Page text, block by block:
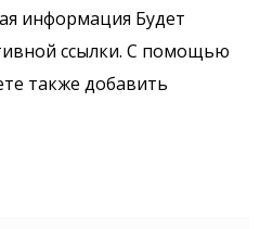
информация Будет
ссылки. С помощью
также добавить